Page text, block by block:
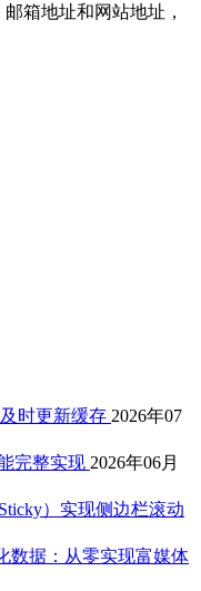
箱地址和网站地址，
时更新缓存 2026年07
完整实现 2026年06月
）实现侧边栏滚动
数据：从零实现富媒体